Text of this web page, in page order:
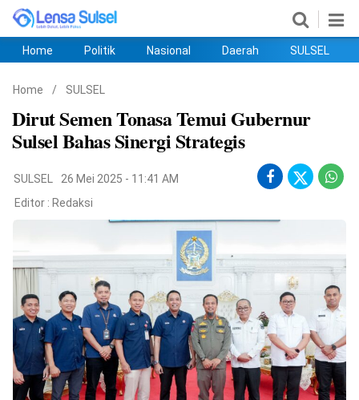
©
Copyright
2026
lensasulsel.com
.
Right
Reserved
Home Politik Nasional Daerah SULSEL
Home / SULSEL
Dirut Semen Tonasa Temui Gubernur
Sulsel Bahas Sinergi Strategis
SULSEL
26 Mei 2025 - 11:41 AM
Editor : Redaksi